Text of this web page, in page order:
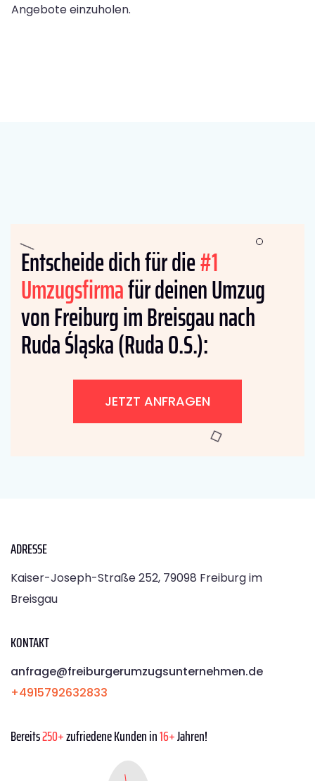
Angebote einzuholen.
Entscheide dich für die#1
Umzugsfirmafür deinen Umzug
von Freiburg im Breisgau nach
Ruda Śląska (Ruda O.S.):
JETZT ANFRAGEN
ADRESSE
Kaiser-Joseph-Straße 252, 79098 Freiburg im
Breisgau
KONTAKT
anfrage@freiburgerumzugsunternehmen.de
+4915792632833
Bereits250+zufriedene Kunden in16+Jahren!